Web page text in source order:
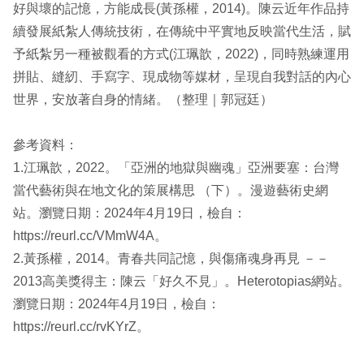
好與壞的記憶，方能成長(黃孫權，2014)。陳云近年作品持
續發展紙紮人傳統技術，在傳統中平實地反映當代生活，賦
予紙紮另一種被觀看的方式(江珮歆，2022)，同時熟練運用
拼貼、縫紉、手寫字、現成物等媒材，呈現自我對話的內心
世界，安放著自身的情緒。（整理｜郭冠廷）
參考資料：
1.江珮歆，2022。「亞洲的地獄與幽魂」亞洲要塞：台灣
當代藝術與在地文化的策展構思 （下）。漫遊藝術史網
站。瀏覽日期：2024年4月19日，檢自：
https://reurl.cc/VMmW4A。
2.黃孫權，2014。青春共同記憶，與傷痛魂身再見 －－
2013高美獎得主：陳云「好久不見」。Heterotopias網站。
瀏覽日期：2024年4月19日，檢自：
https://reurl.cc/rvKYrZ。